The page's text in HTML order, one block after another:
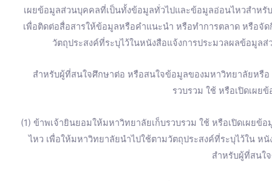
เผยข้อมูลส่วนบุคคลที่เป็นทั้งข้อมูลทั่วไปและข้อมูลอ่อนไหวสำห
เพื่อติดต่อสื่อสารให้ข้อมูลหรือคำแนะนำ หรือทำการตลาด หรือจั
วัตถุประสงค์ที่ระบุไว้ในหนังสือแจ้งการประมวลผลข้อมูล
สำหรับผู้ที่สนใจศึกษาต่อ หรือสนใจข้อมูลของมหาวิทยาลัยหรื
รวบรวม ใช้ หรือเปิดเผย
(1) ข้าพเจ้ายินยอมให้มหาวิทยาลัยเก็บรวบรวม ใช้ หรือเปิดเผย
ไหว เพื่อให้มหาวิทยาลัยนำไปใช้ตามวัตถุประสงค์ที่ระบุไว้ใน
สำหรับผู้ที่สนใ